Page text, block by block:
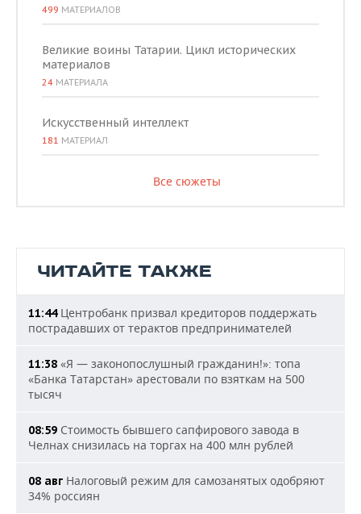
499 МАТЕРИАЛОВ
Великие воины Татарии. Цикл исторических
материалов
24 МАТЕРИАЛА
Искусственный интеллект
181 МАТЕРИАЛ
Все сюжеты
ЧИТАЙТЕ ТАКЖЕ
11:44Центробанк призвал кредиторов поддержать
пострадавших от терактов предпринимателей
11:38 «Я — законопослушный гражданин!»: топа
«Банка Татарстан» арестовали по взяткам на 500
тысяч
08:59 Стоимость бывшего сапфирового завода в
Челнах снизилась на торгах на 400 млн рублей
08 авг Налоговый режим для самозанятых одобряют
34% россиян